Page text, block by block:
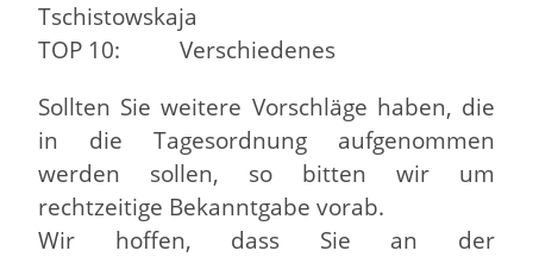
Tschistowskaja
TOP 10: Verschiedenes
Sollten Sie weitere Vorschläge haben, die
in die Tagesordnung aufgenommen
werden sollen, so bitten wir um
rechtzeitige Bekanntgabe vorab.
Wir hoffen, dass Sie an der